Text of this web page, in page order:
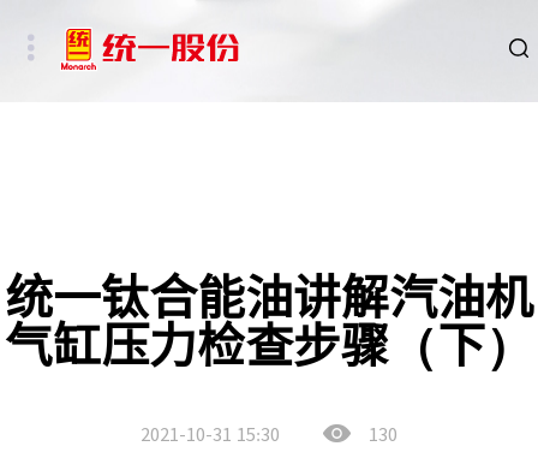
ESG
新能源车、新能源基础设施及数字社会相关行业
统一钛合能油讲解汽油机
气缸压力检查步骤（下）
2021-10-31 15:30 130